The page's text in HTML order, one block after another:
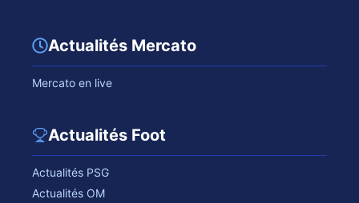
Actualités Mercato
Mercato en live
Actualités Foot
Actualités PSG
Actualités OM